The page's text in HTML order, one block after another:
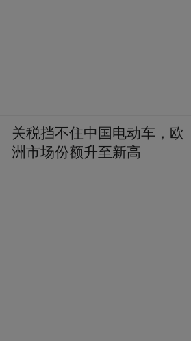
关税挡不住中国电动车，欧
洲市场份额升至新高